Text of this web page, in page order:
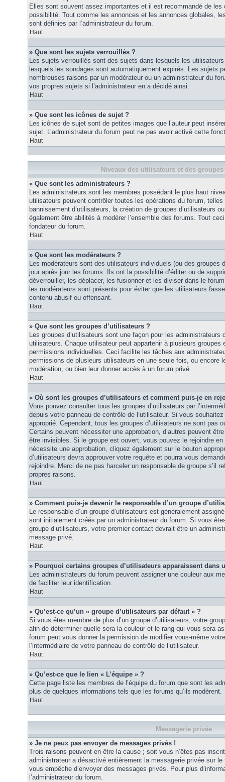
Elles sont souvent assez importantes et il est recommandé de
possibilité. Tout comme les annonces et les annonces globales,
sont définies par l’administrateur du forum.
Haut
» Que sont les sujets verrouillés ?
Les sujets verrouillés sont des sujets dans lesquels les
lesquels les sondages sont automatiquement expirés. Les sujets
nombreuses raisons par un modérateur ou un administrateur du
vos propres sujets si l’administrateur en a décidé ainsi.
Haut
» Que sont les icônes de sujet ?
Les icônes de sujet sont de petites images que l’auteur peut
sujet. L’administrateur du forum peut ne pas avoir activé cette
Haut
Niveaux des utilisateurs et des
» Que sont les administrateurs ?
Les administrateurs sont les membres possédant le plus haut
utilisateurs peuvent contrôler toutes les opérations du forum,
bannissement d’utilisateurs, la création de groupes d’utilisateurs
également être abilités à modérer l’ensemble des forums. Tout
fondateur du forum.
Haut
» Que sont les modérateurs ?
Les modérateurs sont des utilisateurs individuels (ou des groupes
jour après jour les forums. Ils ont la possibilité d’éditer ou de
déverrouiller, les déplacer, les fusionner et les diviser dans le
les modérateurs sont présents pour éviter que les utilisateurs
contenu abusif ou offensant.
Haut
» Que sont les groupes d’utilisateurs ?
Les groupes d’utilisateurs sont une façon pour les administrateurs
utilisateurs. Chaque utilisateur peut appartenir à plusieurs groupes
permissions individuelles. Ceci facilite les tâches aux
permissions de plusieurs utilisateurs en une seule fois, ou encore
modération, ou bien leur donner accès à un forum privé.
Haut
» Où sont les groupes d’utilisateurs et comment puis-je en
Vous pouvez consulter tous les groupes d’utilisateurs par
depuis votre panneau de contrôle de l’utilisateur. Si vous
approprié. Cependant, tous les groupes d’utilisateurs ne sont pas
Certains peuvent nécessiter une approbation, d’autres peuvent
être invisibles. Si le groupe est ouvert, vous pouvez le rejoindre en
nécessite une approbation, cliquez également sur le bouton
d’utilisateurs devra approuver votre requête et pourra vous
rejoindre. Merci de ne pas harceler un responsable de groupe s’il
propres raisons.
Haut
» Comment puis-je devenir le responsable d’un groupe
Le responsable d’un groupe d’utilisateurs est généralement
sont initialement créés par un administrateur du forum. Si vous
groupe d’utilisateurs, votre premier contact devrait être un
message privé.
Haut
» Pourquoi certains groupes d’utilisateurs apparaissent dans
Les administrateurs du forum peuvent assigner une couleur aux
de faciliter leur identification.
Haut
» Qu’est-ce qu’un « groupe d’utilisateurs par défaut » ?
Si vous êtes membre de plus d’un groupe d’utilisateurs, votre
afin de déterminer quelle sera la couleur et le rang qui vous sera
forum peut vous donner la permission de modifier vous-même
l’intermédiaire de votre panneau de contrôle de l’utilisateur.
Haut
» Qu’est-ce que le lien « L’équipe » ?
Cette page liste les membres de l’équipe du forum que sont les
plus de quelques informations tels que les forums qu’ils modèrent.
Haut
Messagerie privée
» Je ne peux pas envoyer de messages privés !
Trois raisons peuvent en être la cause ; soit vous n’êtes pas
administrateur a désactivé entièrement la messagerie privée sur
vous empêche d’envoyer des messages privés. Pour plus
l’administrateur du forum.